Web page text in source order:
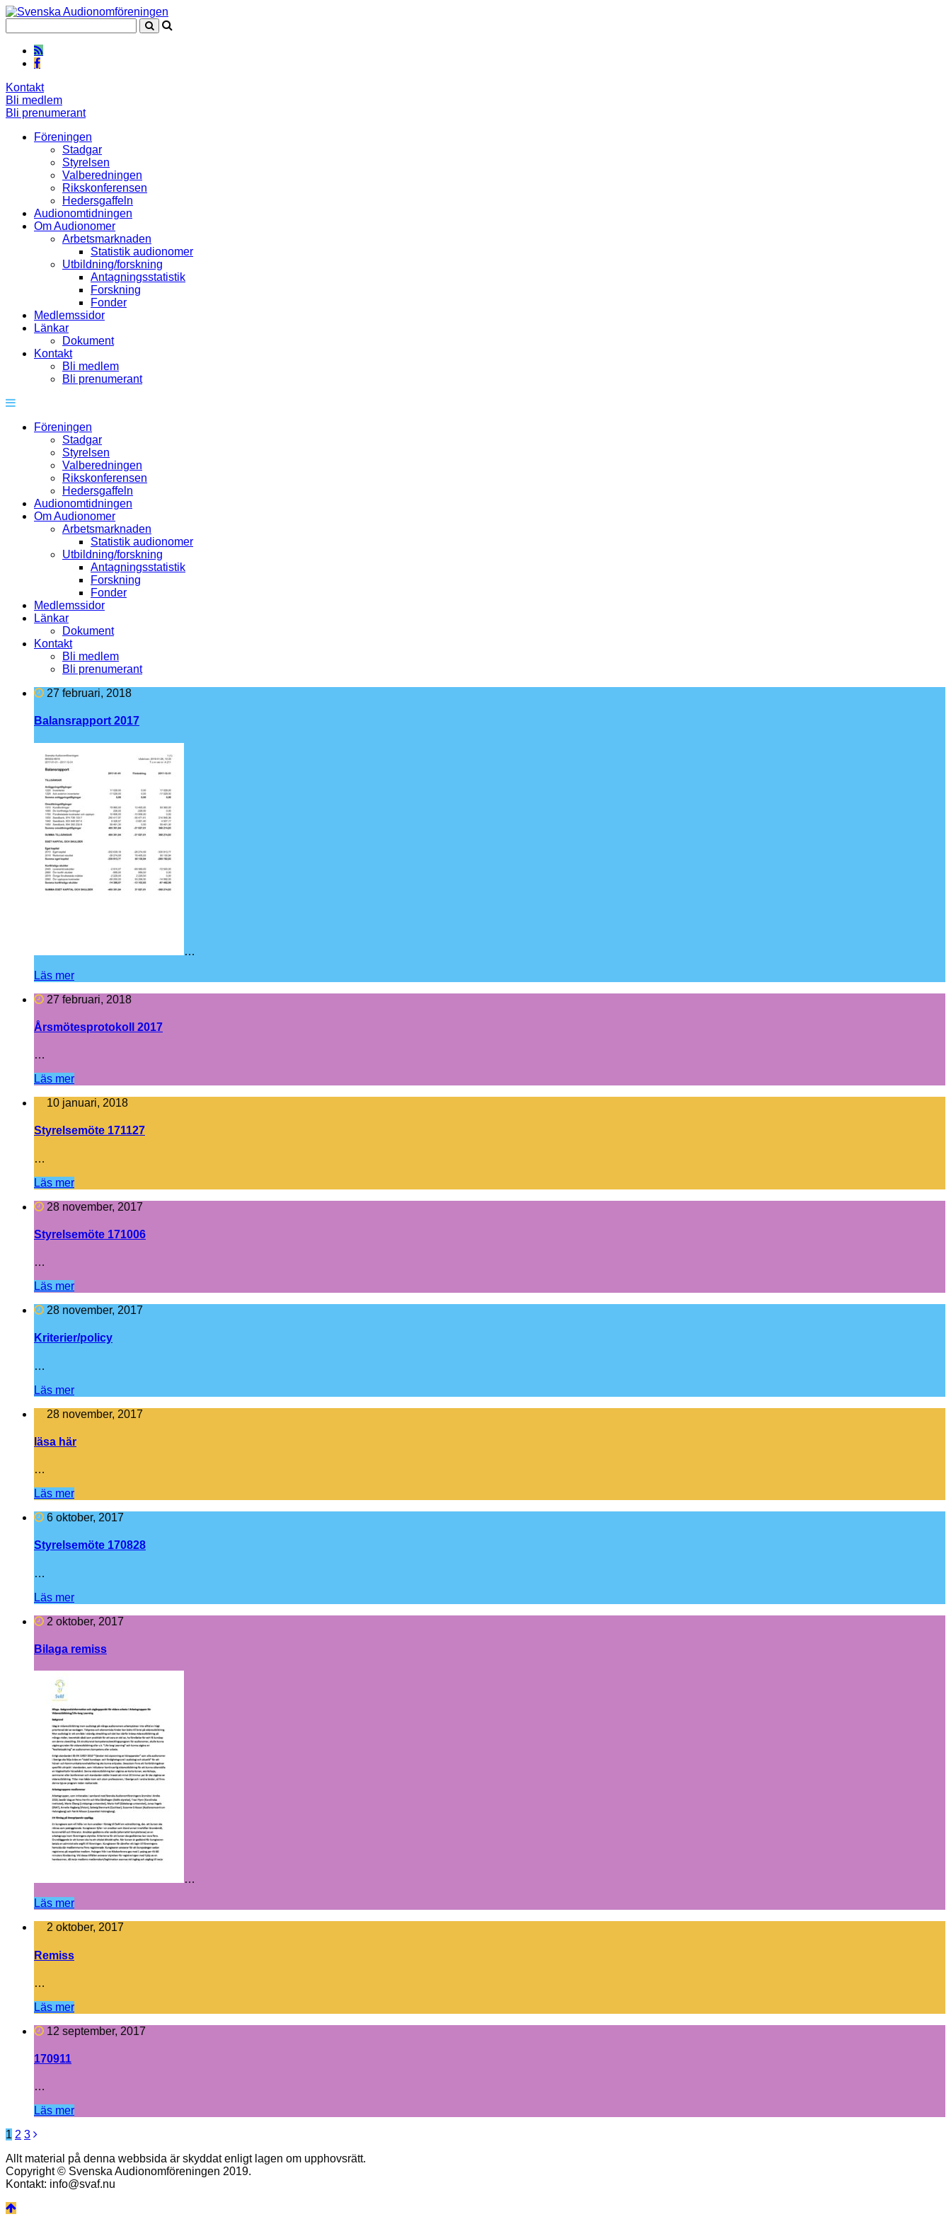
Kontakt
Bli medlem
Bli prenumerant
Föreningen
Stadgar
Styrelsen
Valberedningen
Rikskonferensen
Hedersgaffeln
Audionomtidningen
Om Audionomer
Arbetsmarknaden
Statistik audionomer
Utbildning/forskning
Antagningsstatistik
Forskning
Fonder
Medlemssidor
Länkar
Dokument
Kontakt
Bli medlem
Bli prenumerant
Föreningen
Stadgar
Styrelsen
Valberedningen
Rikskonferensen
Hedersgaffeln
Audionomtidningen
Om Audionomer
Arbetsmarknaden
Statistik audionomer
Utbildning/forskning
Antagningsstatistik
Forskning
Fonder
Medlemssidor
Länkar
Dokument
Kontakt
Bli medlem
Bli prenumerant
27 februari, 2018
Balansrapport 2017
…
Läs mer
27 februari, 2018
Årsmötesprotokoll 2017
…
Läs mer
10 januari, 2018
Styrelsemöte 171127
…
Läs mer
28 november, 2017
Styrelsemöte 171006
…
Läs mer
28 november, 2017
Kriterier/policy
…
Läs mer
28 november, 2017
läsa här
…
Läs mer
6 oktober, 2017
Styrelsemöte 170828
…
Läs mer
2 oktober, 2017
Bilaga remiss
…
Läs mer
2 oktober, 2017
Remiss
…
Läs mer
12 september, 2017
170911
…
Läs mer
Inläggsnavigering
1 2 3
Allt material på denna webbsida är skyddat enligt lagen om upphovsrätt.
Copyright © Svenska Audionomföreningen 2019.
Kontakt: info@svaf.nu